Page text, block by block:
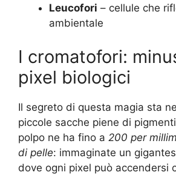
Leucofori – cellule che
ambientale
I cromatofori:
pixel biologici
Il segreto di questa magia sta
piccole sacche piene di
polpo ne ha fino a 200 per
di pelle: immaginate un
dove ogni pixel può accendersi